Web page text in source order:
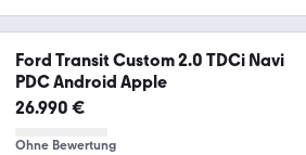
Ford Transit Custom 2.0 TDCi Navi
PDC Android Apple
26.990 €
Ohne Bewertung